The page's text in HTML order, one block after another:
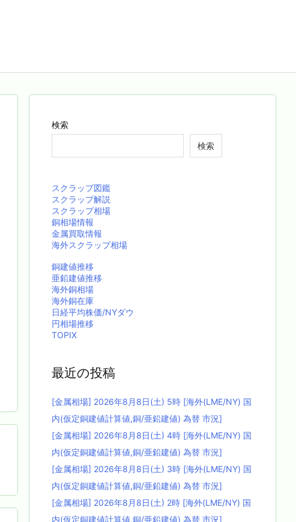
検索
検索
スクラップ図鑑
スクラップ解説
スクラップ相場
銅相場情報
金属買取情報
海外スクラップ相場
銅建値推移
亜鉛建値推移
海外銅相場
海外銅在庫
日経平均株価/NYダウ
円相場推移
TOPIX
最近の投稿
[金属相場] 2026年8月8日(土) 5時 [海外(LME/NY) 国
内(仮定銅建値計算値,銅/亜鉛建値) 為替 市況]
[金属相場] 2026年8月8日(土) 4時 [海外(LME/NY) 国
内(仮定銅建値計算値,銅/亜鉛建値) 為替 市況]
[金属相場] 2026年8月8日(土) 3時 [海外(LME/NY) 国
内(仮定銅建値計算値,銅/亜鉛建値) 為替 市況]
[金属相場] 2026年8月8日(土) 2時 [海外(LME/NY) 国
内(仮定銅建値計算値,銅/亜鉛建値) 為替 市況]